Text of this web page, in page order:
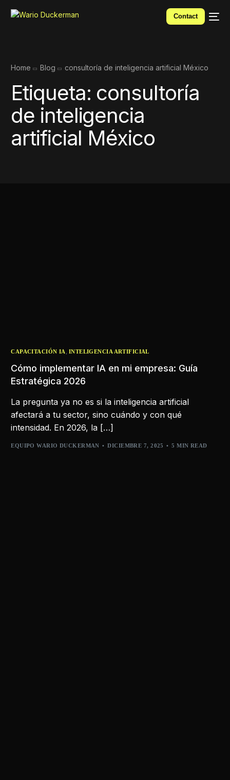
Contact
Home Blog consultoría de inteligencia artificial México
Etiqueta: consultoría
de inteligencia
artificial México
CAPACITACIÓN IA , INTELIGENCIA ARTIFICIAL
Cómo implementar IA en mi empresa: Guía
Estratégica 2026
La pregunta ya no es si la inteligencia artificial
afectará a tu sector, sino cuándo y con qué
intensidad. En 2026, la […]
EQUIPO WARIO DUCKERMAN DICIEMBRE 7, 2025 5 MIN READ